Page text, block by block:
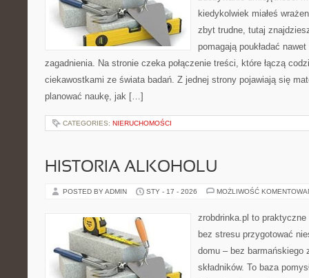
kiedykolwiek miałeś
zbyt trudne, tutaj
pomagają poukładać
zagadnienia. Na stronie czeka połączenie treści, które łączą
ciekawostkami ze świata badań. Z jednej strony pojawiają się
planować naukę, jak […]
CATEGORIES: NIERUCHOMOŚCI
HISTORIA ALKOHOLU
POSTED BY ADMIN STY - 17 - 2026 MOŻLIWOŚĆ
zrobdrinka.pl to
bez stresu przygotować
domu – bez barmańskiego
składników. To baza